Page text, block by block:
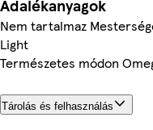
Adalékanyagok
Nem tartalmaz
Light
Természetes módon
Tárolás és felhasználás